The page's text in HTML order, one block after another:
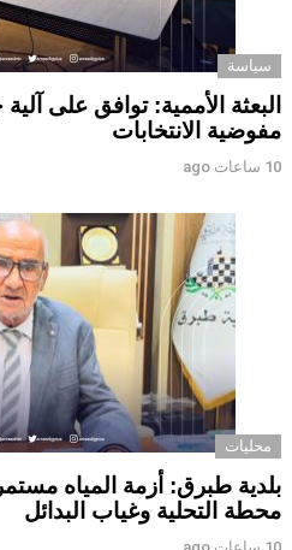
سياسة
البعثة الأممية: توافق على
مفوضية الانتخابات
10 ساعات ago
محليات
محطة التحلية وغياب البدائل ‏ ‏